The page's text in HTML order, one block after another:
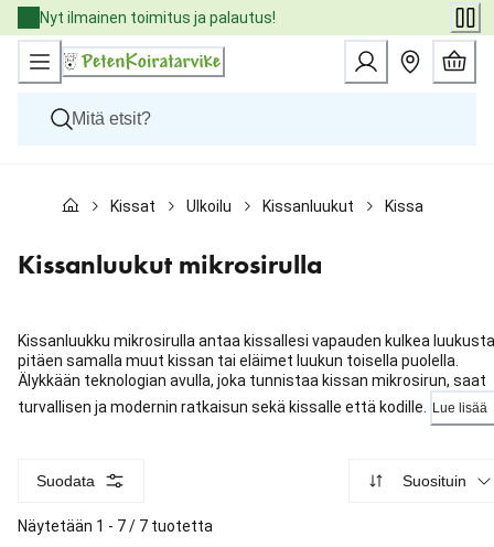
Skip
to
Content
Nyt ilmainen toimitus ja palautus!
Kissat
Eläinlääkäriruoat
Tuotemerkit
Palvelut
Kissat Ulkoilu Kissanluukut Kissanluukut
Kissanluukut mikrosirulla
Kissanluukku mikrosirulla antaa kissallesi vapauden kulkea
pitäen samalla muut kissan tai eläimet luukun toisella puolella.
Älykkään teknologian avulla, joka tunnistaa kissan mikrosirun, saat
turvallisen ja modernin ratkaisun sekä kissalle että kodille.
Lue lisää
Suodata Suosituin
Näytetään 1 - 7 / 7 tuotetta